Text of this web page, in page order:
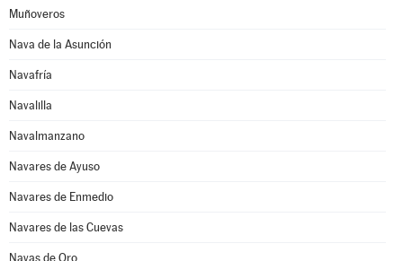
Muñoveros
Nava de la Asunción
Navafría
Navalilla
Navalmanzano
Navares de Ayuso
Navares de Enmedio
Navares de las Cuevas
Navas de Oro